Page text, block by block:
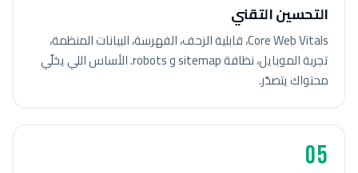
التحسين التقني
Core Web Vitals، قابلية الزحف، الفهرسة، البيانات المنظمة،
تجربة الموبايل، نظافة sitemap و robots. الأساس اللي يخلّي
محتواك يتصدّر.
05